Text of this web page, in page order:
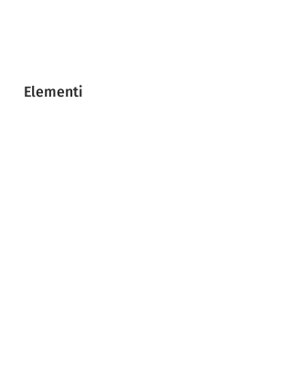
Elementi